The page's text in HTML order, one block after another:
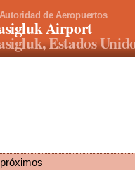
de Aeropuertos
Airport
Estados